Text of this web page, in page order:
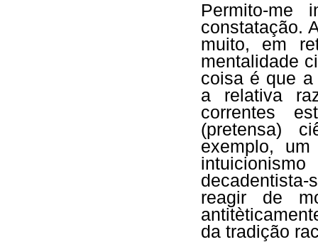
Permito-me
constatação.
muito, em
mentalidade
coisa é que a
a relativa
correntes
(pretensa)
exemplo, um
decadentista-
reagir de
da tradição